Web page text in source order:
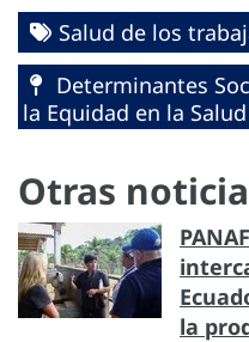
Salud de los
Determinantes
la Equidad en la Salud
Otras
la